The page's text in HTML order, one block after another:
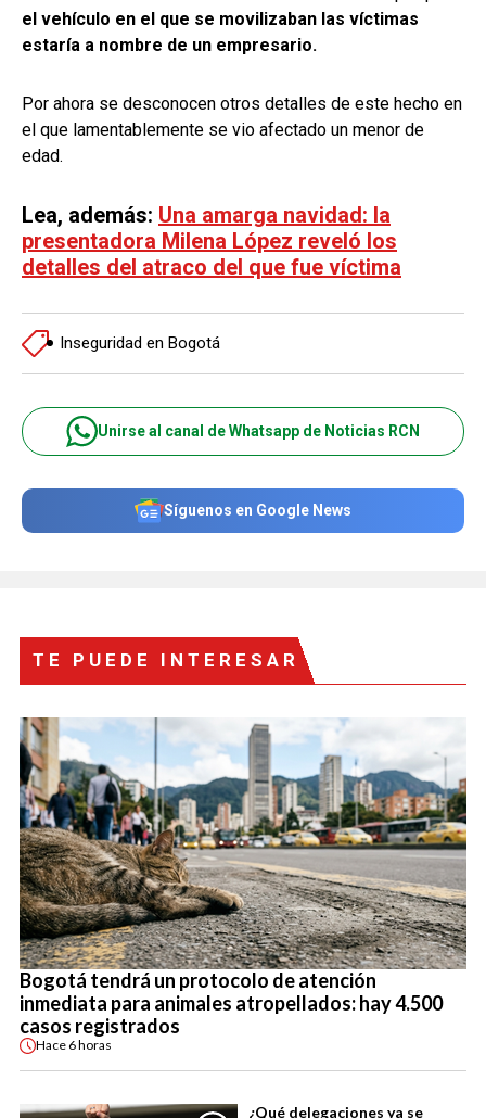
el vehículo en el que se movilizaban las víctimas
estaría a nombre de un empresario.
Por ahora se desconocen otros detalles de este hecho en
el que lamentablemente se vio afectado un menor de
edad.
Lea, además: Una amarga navidad: la
presentadora Milena López reveló los
detalles del atraco del que fue víctima
Inseguridad en Bogotá
Unirse al canal de Whatsapp de Noticias RCN
Síguenos en Google News
TE PUEDE INTERESAR
Bogotá tendrá un protocolo de atención
inmediata para animales atropellados: hay 4.500
casos registrados
Hace 6 horas
¿Qué delegaciones ya se